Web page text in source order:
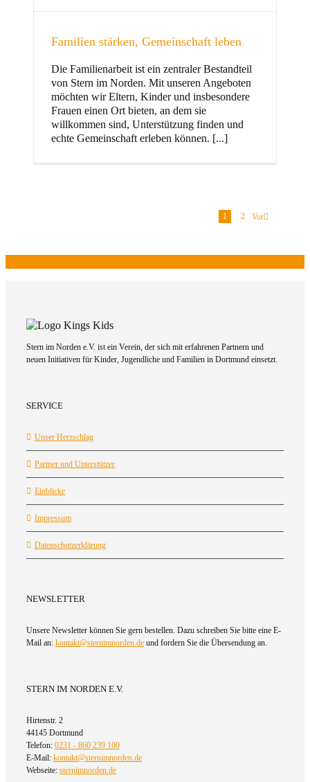
Familien stärken, Gemeinschaft leben
Die Familienarbeit ist ein zentraler Bestandteil
von Stern im Norden. Mit unseren Angeboten
möchten wir Eltern, Kinder und insbesondere
Frauen einen Ort bieten, an dem sie
willkommen sind, Unterstützung finden und
echte Gemeinschaft erleben können. [...]
1 2 Vor
Stern im Norden e.V. ist ein Verein, der sich mit erfahrenen Partnern und
neuen Initiativen für Kinder, Jugendliche und Familien in Dortmund einsetzt.
SERVICE
Unser Herzschlag
Partner und Unterstützer
Einblicke
Impressum
Datenschutzerklärung
NEWSLETTER
Unsere Newsletter können Sie gern bestellen. Dazu schreiben Sie bitte eine E-
Mail an: kontakt@sternimnorden.de und fordern Sie die Übersendung an.
STERN IM NORDEN E.V.
Hirtenstr. 2
44145 Dortmund
Telefon: 0231 - 860 239 100
E-Mail: kontakt@sternimnorden.de
Webseite: sternimnorden.de